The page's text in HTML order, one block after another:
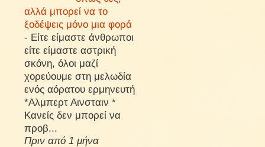
αλλά μπορεί να το
ξοδέψεις μόνο μια φορά
- Είτε είμαστε άνθρωποι
είτε είμαστε αστρική
σκόνη, όλοι μαζί
χορεύουμε στη μελωδία
ενός αόρατου ερμηνευτή
*Αλμπερτ Αινσταιν *
Κανείς δεν μπορεί να
προβ...
Πριν από 1 μήνα